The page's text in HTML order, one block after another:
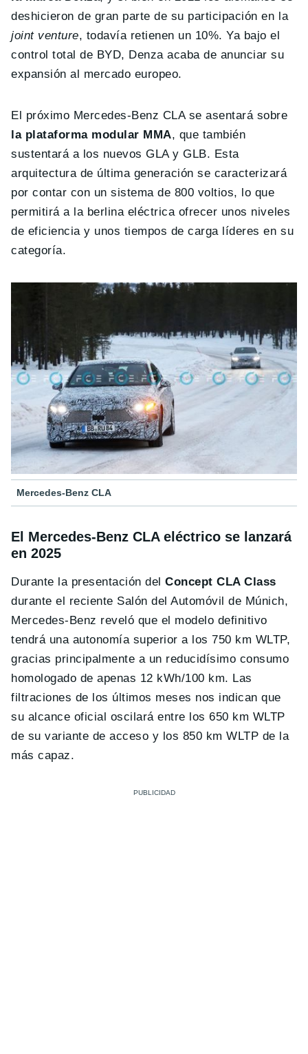
deshicieron de gran parte de su participación en la
joint venture, todavía retienen un 10%. Ya bajo el
control total de BYD, Denza acaba de anunciar su
expansión al mercado europeo.
El próximo Mercedes-Benz CLA se asentará sobre
la plataforma modular MMA, que también
sustentará a los nuevos GLA y GLB. Esta
arquitectura de última generación se caracterizará
por contar con un sistema de 800 voltios, lo que
permitirá a la berlina eléctrica ofrecer unos niveles
de eficiencia y unos tiempos de carga líderes en su
categoría.
Mercedes-Benz CLA
El Mercedes-Benz CLA eléctrico se lanzará
en 2025
Durante la presentación delConcept CLA Class
durante el reciente Salón del Automóvil de Múnich,
Mercedes-Benz reveló que el modelo definitivo
tendrá una autonomía superior a los 750 km WLTP,
gracias principalmente a un reducidísimo consumo
homologado de apenas 12 kWh/100 km. Las
filtraciones de los últimos meses nos indican que
su alcance oficial oscilará entre los 650 km WLTP
de su variante de acceso y los 850 km WLTP de la
más capaz.